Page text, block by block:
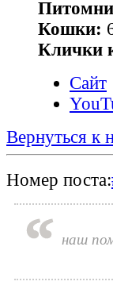
Кошки:
Клички
Сайт
Вернуться к
Номер поста:
наш